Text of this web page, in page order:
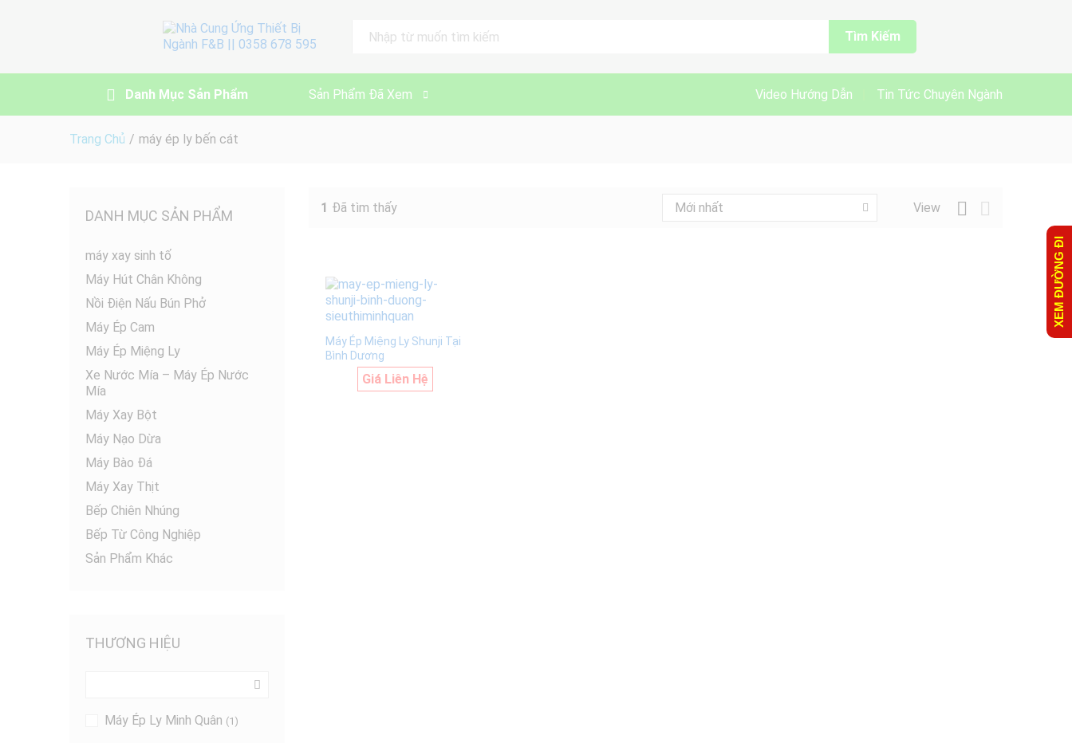
Tìm Kiếm
Danh Mục Sản Phẩm Sản Phẩm Đã Xem Video Hướng Dẫn Tin Tức Chuyên Ngành
Trang Chủ / máy ép ly bến cát
1 Đã tìm thấy View
Mới nhất
Máy Ép Miệng Ly Shunji Tại
Bình Dương
Giá Liên Hệ
DANH MỤC SẢN PHẨM
máy xay sinh tố
Máy Hút Chân Không
Nồi Điện Nấu Bún Phở
Máy Ép Cam
Máy Ép Miệng Ly
Xe Nước Mía – Máy Ép Nước
Mía
Máy Xay Bột
Máy Nạo Dừa
Máy Bào Đá
Máy Xay Thịt
Bếp Chiên Nhúng
Bếp Từ Công Nghiệp
Sản Phẩm Khác
THƯƠNG HIỆU
Máy Ép Ly Minh Quân (1)
XEM ĐƯỜNG ĐI